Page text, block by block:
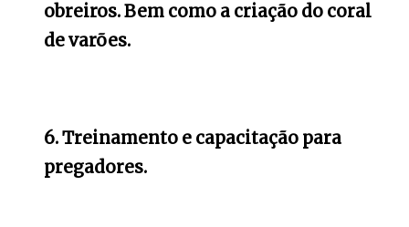
obreiros. Bem como a criação do coral
de varões.
6. Treinamento e capacitação para
pregadores.